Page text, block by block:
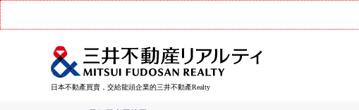
日本不動產買賣，交給龍頭企業的三井不動產Realty